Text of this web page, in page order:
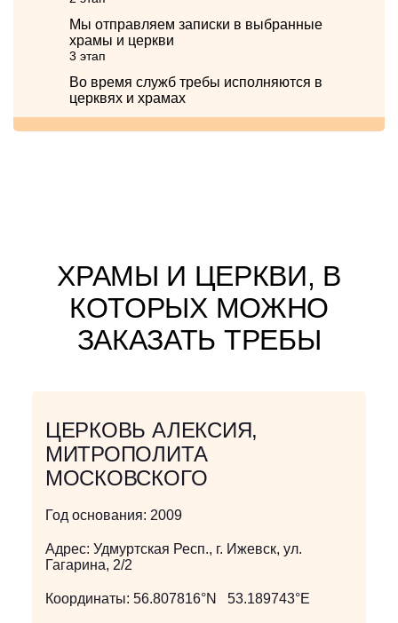
Мы отправляем записки в выбранные
храмы и церкви
3 этап
Во время служб требы исполняются в
церквях и храмах
ХРАМЫ И ЦЕРКВИ, В
КОТОРЫХ МОЖНО
ЗАКАЗАТЬ ТРЕБЫ
ЦЕРКОВЬ АЛЕКСИЯ,
МИТРОПОЛИТА
МОСКОВСКОГО
Год основания: 2009
Адрес: Удмуртская Респ., г. Ижевск, ул.
Гагарина, 2/2
Координаты: 56.807816°N 53.189743°E